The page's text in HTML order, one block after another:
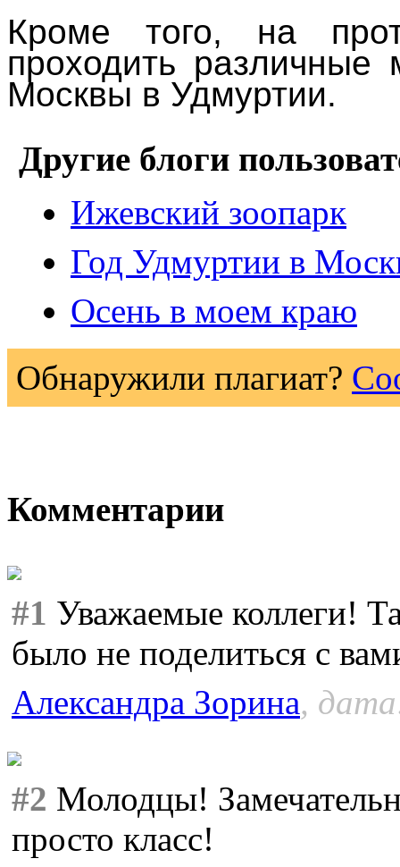
Кроме того, на
проходить различные
Москвы в Удмуртии.
Другие блоги
Ижевский зоопарк
Год Удмуртии в
Осень в моем краю
Обнаружили плагиат?
Комментарии
#1 Уважаемые коллеги!
было не поделиться с
Александра Зорина,
#2 Молодцы!
просто класс!